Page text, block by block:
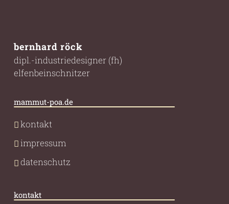
bernhard röck
dipl.-industriedesigner (fh)
elfenbeinschnitzer
mammut-poa.de
kontakt
impressum
datenschutz
kontakt